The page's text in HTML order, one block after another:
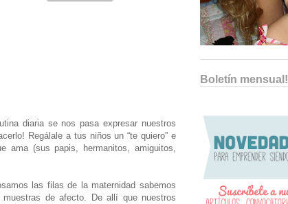
diaria se nos pasa expresar nuestros
Regálale a tus niños un “te quiero” e
ama (sus papis, hermanitos, amiguitos,
las filas de la maternidad sabemos
de afecto. De allí que nuestros
Boletín mensual!